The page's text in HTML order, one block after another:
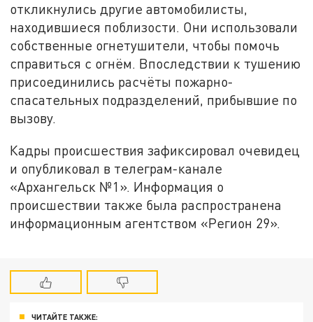
откликнулись другие автомобилисты,
находившиеся поблизости. Они использовали
собственные огнетушители, чтобы помочь
справиться с огнём. Впоследствии к тушению
присоединились расчёты пожарно-
спасательных подразделений, прибывшие по
вызову.
Кадры происшествия зафиксировал очевидец
и опубликовал в телеграм-канале
«Архангельск №1». Информация о
происшествии также была распространена
информационным агентством «Регион 29».
ЧИТАЙТЕ ТАКЖЕ: